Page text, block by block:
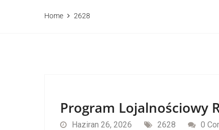
Home 2628
Program Lojalnościowy
Haziran 26, 2026 2628 0